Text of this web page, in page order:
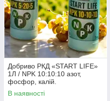
Добриво РКД «START LIFE»
1Л / NPK 10:10:10 азот,
фосфор, калій.
В наявності